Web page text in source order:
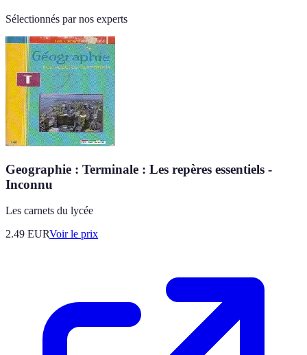
Sélectionnés par nos experts
Geographie : Terminale : Les repères essentiels -
Inconnu
Les carnets du lycée
2.49 EURVoir le prix